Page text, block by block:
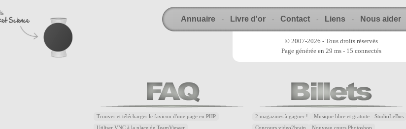
Annuaire - Livre d'or - Contact - Liens - Nous aider
© 2007-2026 - Tous droits réservés
Page générée en 29 ms - 15 connectés
Trouver et télécharger le favicon d'une page en PHP
Utiliser VNC à la place de TeamViewer
2 magazines à gagner ! Musique libre et gratuite - StudioLeBus
Concours video2brain Nouveau cours Photoshop